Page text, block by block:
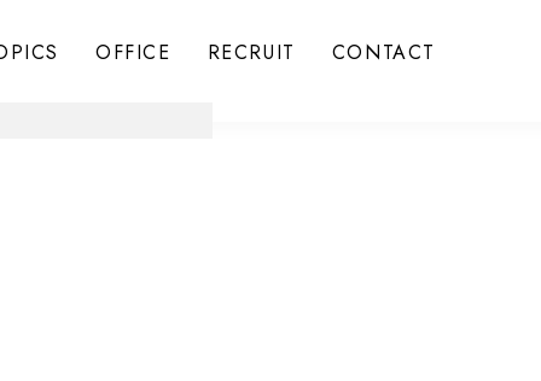
OFFICE RECRUIT CONTACT